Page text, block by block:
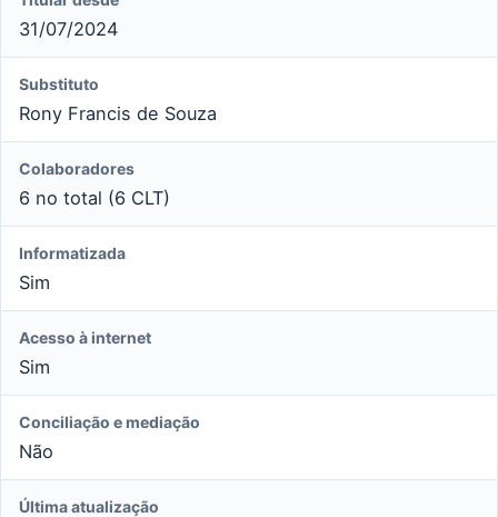
31/07/2024
Substituto
Rony Francis de Souza
Colaboradores
6 no total (6 CLT)
Informatizada
Sim
Acesso à internet
Sim
Conciliação e mediação
Não
Última atualização